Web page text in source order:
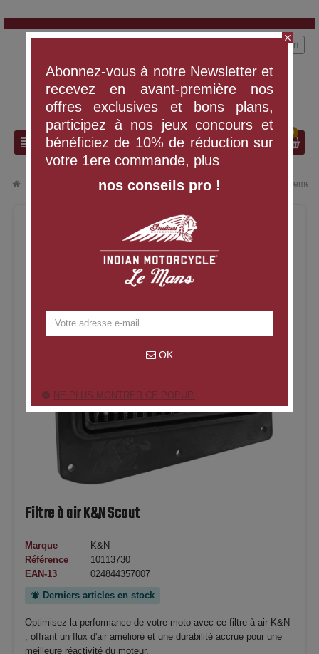
view_headline search
Connexion
0
PIÈCES ET ACCESSOIRES chevron_rightPerformance, Filtres à air &
Filtre à air K&N Scout
Marque
K&N
Référence
10113730
EAN-13
024844357007
notifications_active Derniers articles en stock
Optimisez la performance de votre moto avec ce filtre à air K&N
, offrant un flux d'air amélioré et une durabilité accrue pour une
meilleure réactivité du moteur.
close
Abonnez-vous à notre Newsletter et
recevez en avant-première nos
offres exclusives et bons plans,
participez à nos jeux concours et
bénéficiez de 10% de réduction sur
votre 1ere commande, plus
nos conseils pro !
OK
NE PLUS MONTRER CE POPUP.